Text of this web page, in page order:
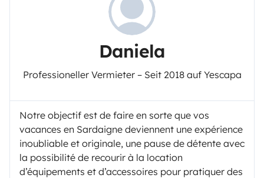
Daniela
Professioneller Vermieter – Seit 2018 auf Yescapa
Notre objectif est de faire en sorte que vos
vacances en Sardaigne deviennent une expérience
inoubliable et originale, une pause de détente avec
la possibilité de recourir à la location
d’équipements et d’accessoires pour pratiquer des